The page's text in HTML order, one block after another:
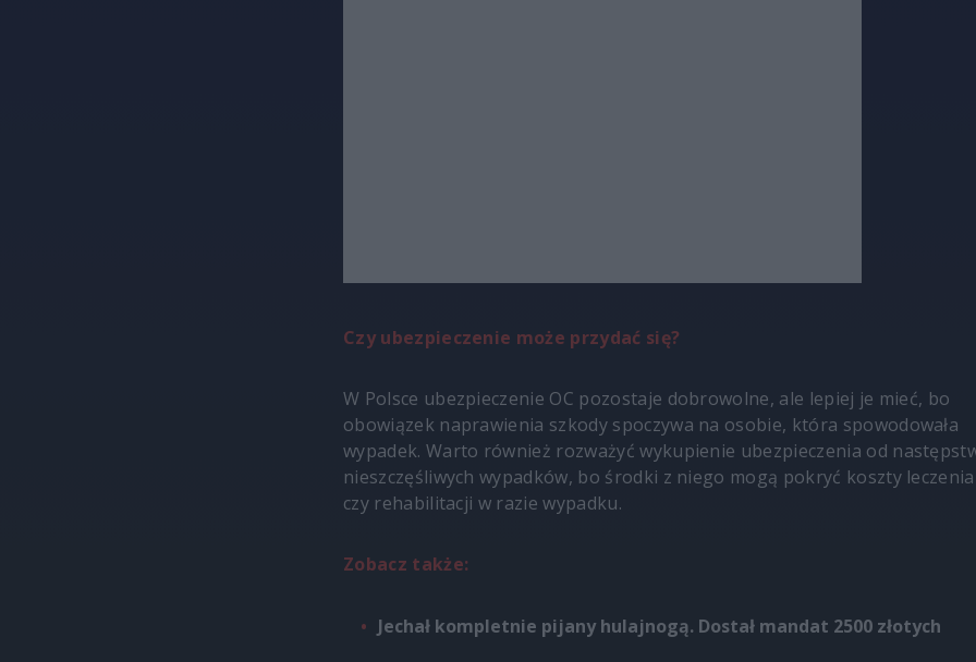
Czy ubezpieczenie może przydać się?
W Polsce ubezpieczenie OC pozostaje dobrowolne, ale lepiej je mieć, bo
obowiązek naprawienia szkody spoczywa na osobie, która spowodowała
wypadek. Warto również rozważyć wykupienie ubezpieczenia od
nieszczęśliwych wypadków, bo środki z niego mogą pokryć koszty leczenia
czy rehabilitacji w razie wypadku.
Zobacz także:
Jechał kompletnie pijany hulajnogą. Dostał mandat 2500 złotych